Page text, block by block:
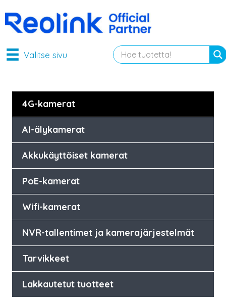
Valitse sivu
4G-kamerat
AI-älykamerat
Akkukäyttöiset kamerat
PoE-kamerat
Wifi-kamerat
NVR-tallentimet ja kamerajärjestelmät
Tarvikkeet
Lakkautetut tuotteet